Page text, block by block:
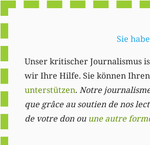
Sie
Unser kritischer Journalismus
wir Ihre Hilfe. Sie können
unterstützen. Notre journalisme
que grâce au soutien de nos
de votre don ou une autre